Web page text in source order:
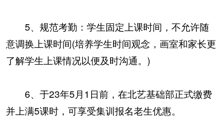
5、规范考勤：学生固定上课时间，不允许随
意调换上课时间(培养学生时间观念，画室和家长更
了解学生上课情况以便及时沟通。)
6、于23年5月1日前，在北艺基础部正式缴费
并上满5课时，可享受集训报名老生优惠。